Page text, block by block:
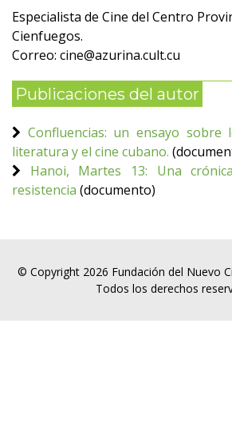
Especialista de Cine del Centro
Cienfuegos.
Correo: cine@azurina.cult.cu
Publicaciones del autor
Confluencias: un ensayo
literatura y el cine cubano.
Hanoi, Martes 13: Una
resistencia (documento)
© Copyright 2026 Fundación del Nuevo
Todos los derechos